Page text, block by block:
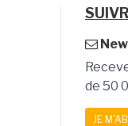
de 50
JE